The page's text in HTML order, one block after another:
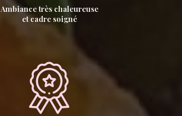
Ambiance très chaleureuse
et cadre soigné